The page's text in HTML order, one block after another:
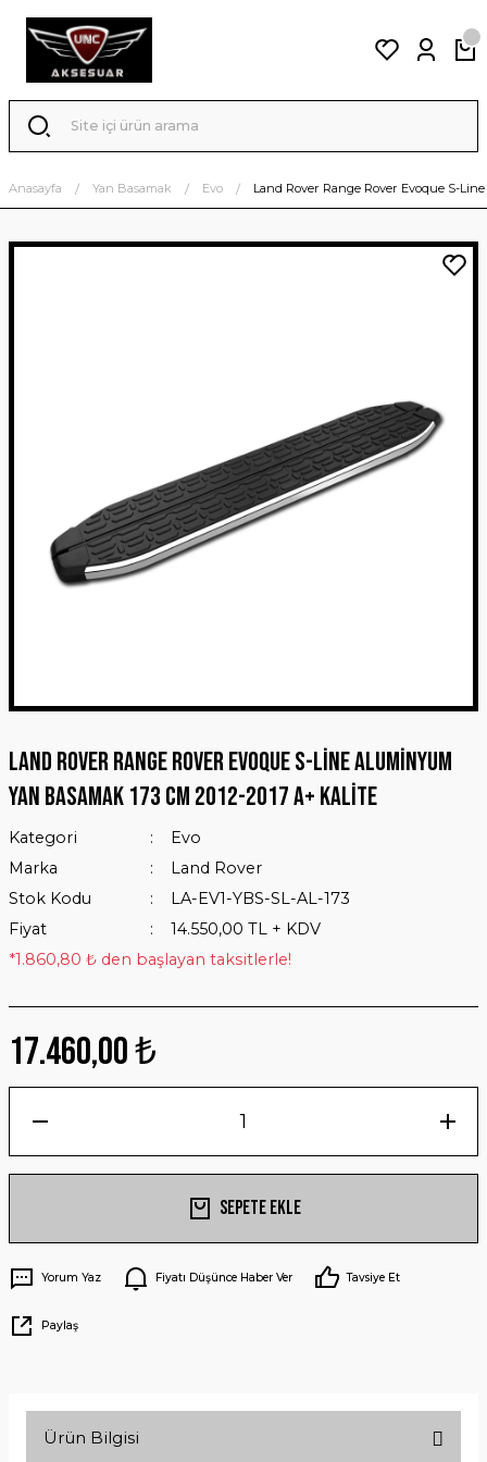
Anasayfa Yan Basamak Evo Land Rover Range Rover Evoque S-
Land Rover Range Rover Evoque S-Line Aluminyum
Yan Basamak 173 Cm 2012-2017 A+ Kalite
Kategori
Evo
Marka
Land Rover
Stok Kodu
LA-EV1-YBS-SL-AL-173
Fiyat
14.550,00 TL + KDV
*1.860,80 ₺ den başlayan taksitlerle!
17.460,00 ₺
Sepete Ekle
Yorum Yaz Fiyatı Düşünce Haber Ver Tavsiye Et
Paylaş
Ürün Bilgisi